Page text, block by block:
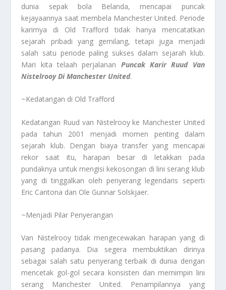
dunia sepak bola Belanda, mencapai puncak
kejayaannya saat membela Manchester United. Periode
karirnya di Old Trafford tidak hanya mencatatkan
sejarah pribadi yang gemilang, tetapi juga menjadi
salah satu periode paling sukses dalam sejarah klub.
Mari kita telaah perjalanan Puncak Karir Ruud Van
Nistelrooy Di Manchester United.
~Kedatangan di Old Trafford
Kedatangan Ruud van Nistelrooy ke Manchester United
pada tahun 2001 menjadi momen penting dalam
sejarah klub. Dengan biaya transfer yang mencapai
rekor saat itu, harapan besar di letakkan pada
pundaknya untuk mengisi kekosongan di lini serang klub
yang di tinggalkan oleh penyerang legendaris seperti
Eric Cantona dan Ole Gunnar Solskjaer.
~Menjadi Pilar Penyerangan
Van Nistelrooy tidak mengecewakan harapan yang di
pasang padanya. Dia segera membuktikan dirinya
sebagai salah satu penyerang terbaik di dunia dengan
mencetak gol-gol secara konsisten dan memimpin lini
serang Manchester United. Penampilannya yang